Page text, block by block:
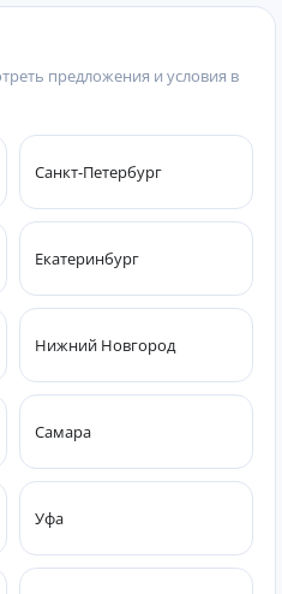
предложения и условия в
Санкт-Петербург
Екатеринбург
Нижний Новгород
Самара
Уфа